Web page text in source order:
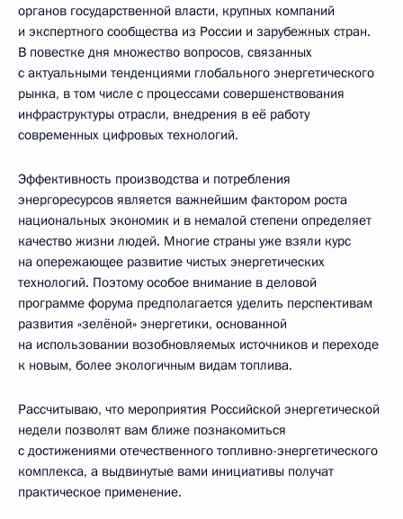
органов государственной власти, крупных компаний
и экспертного сообщества из России и зарубежных стран.
В повестке дня множество вопросов, связанных
с актуальными тенденциями глобального энергетического
рынка, в том числе с процессами совершенствования
инфраструктуры отрасли, внедрения в её работу
современных цифровых технологий.
Эффективность производства и потребления
энергоресурсов является важнейшим фактором роста
национальных экономик и в немалой степени определяет
качество жизни людей. Многие страны уже взяли курс
на опережающее развитие чистых энергетических
технологий. Поэтому особое внимание в деловой
программе форума предполагается уделить перспективам
развития «зелёной» энергетики, основанной
на использовании возобновляемых источников и переходе
к новым, более экологичным видам топлива.
Рассчитываю, что мероприятия Российской энергетической
недели позволят вам ближе познакомиться
с достижениями отечественного топливно-энергетического
комплекса, а выдвинутые вами инициативы получат
практическое применение.